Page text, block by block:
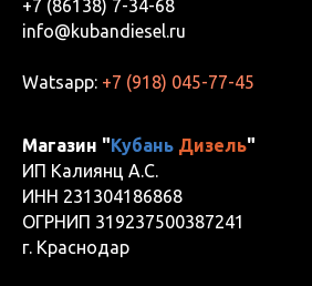
+7 (86138) 7-34-68
info@kubandiesel.ru
Watsapp: +7 (918) 045-77-45
Магазин "Кубань Дизель"
ИП Калиянц А.С.
ИНН 231304186868
ОГРНИП 319237500387241
г. Краснодар